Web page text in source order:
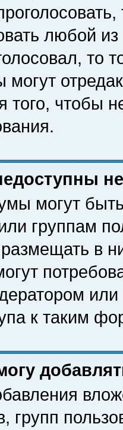
любой
то
того, чтобы
могут
группам
в
к таким
групп